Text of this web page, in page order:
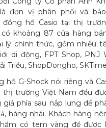
đơn vị phân phối và
đồng hồ Casio tại thị
có khoảng 87 cửa hàng
lý chính thức, gồm nhiều
di động, FPT Shop, PNJ
Triều, ShopDongho,
hồ G-Shock nói riêng và
thị trường Việt Nam đều
phía sau nắp lưng để
hàng nhái. Khách hàng
có tem vàng để được